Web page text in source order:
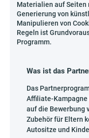
Materialien auf Seiten
Generierung von
Manipulieren von
Regeln ist
Programm.
Was ist das
Das
Affiliate-Kampagne
auf die Bewerbung
Zubehör für Eltern
Autositze und